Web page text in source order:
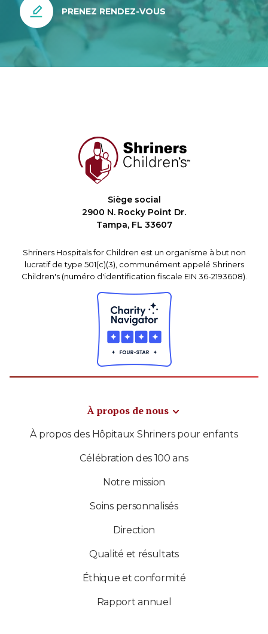
PRENEZ RENDEZ-VOUS
Siège social
2900 N. Rocky Point Dr.
Tampa, FL 33607
Shriners Hospitals for Children est un organisme à but non
lucratif de type 501(c)(3), communément appelé Shriners
Children's (numéro d'identification fiscale EIN 36-2193608).
À propos de nous
À propos des Hôpitaux Shriners pour enfants
Célébration des 100 ans
Notre mission
Soins personnalisés
Direction
Qualité et résultats
Éthique et conformité
Rapport annuel